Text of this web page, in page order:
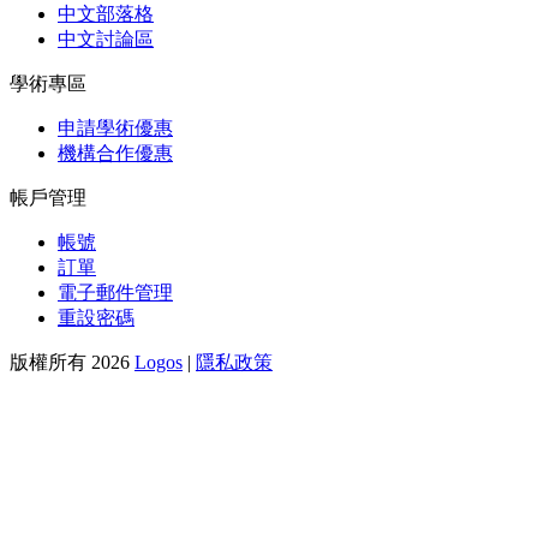
中文部落格
中文討論區
學術專區
申請學術優惠
機構合作優惠
帳戶管理
帳號
訂單
電子郵件管理
重設密碼
版權所有 2026 Logos | 隱私政策